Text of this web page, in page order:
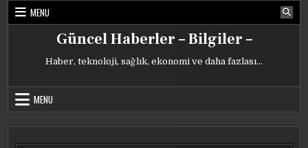
Skip
MENU
Güncel Haberler – Bilgiler –
Haber, teknoloji, sağlık, ekonomi ve daha fazlası…
MENU